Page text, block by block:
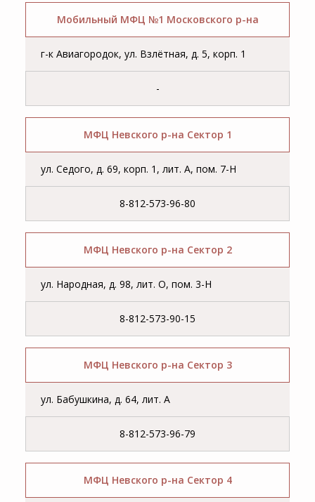
Мобильный МФЦ №1 Московского р-на
г-к Авиагородок, ул. Взлётная, д. 5, корп. 1
-
МФЦ Невского р-на Сектор 1
ул. Седого, д. 69, корп. 1, лит. А, пом. 7-Н
8-812-573-96-80
МФЦ Невского р-на Сектор 2
ул. Народная, д. 98, лит. О, пом. 3-Н
8-812-573-90-15
МФЦ Невского р-на Сектор 3
ул. Бабушкина, д. 64, лит. А
8-812-573-96-79
МФЦ Невского р-на Сектор 4